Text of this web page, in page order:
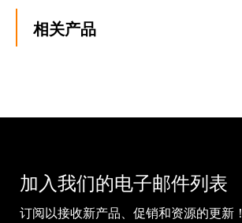
相关产品
加入我们的电子邮件列表
订阅以接收新产品、促销和资源的更新！